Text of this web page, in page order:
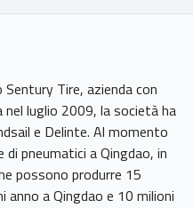
Sentury Tire, azienda con
nel luglio 2009, la società ha
e Delinte. Al momento
pneumatici a Qingdao, in
possono produrre 15
a Qingdao e 10 milioni